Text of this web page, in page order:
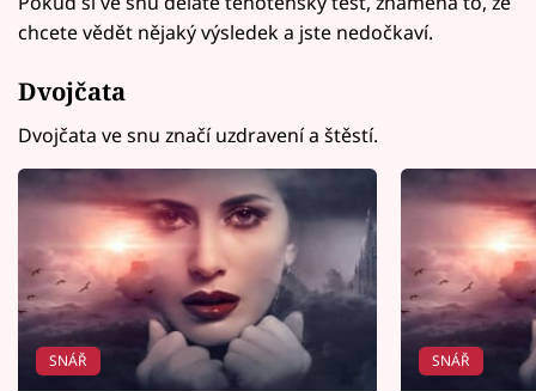
chcete vědět nějaký výsledek a jste nedočkaví.
Dvojčata
Dvojčata ve snu značí uzdravení a štěstí.
SNÁŘ SNÁŘ